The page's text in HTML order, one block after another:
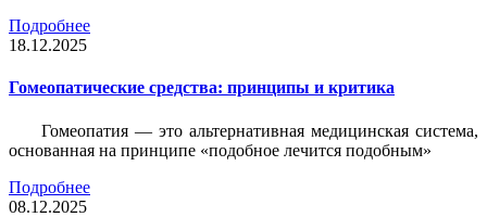
Подробнее
18.12.2025
Гомеопатические средства: принципы и критика
Гомеопатия — это альтернативная медицинская система,
основанная на принципе «подобное лечится подобным»
Подробнее
08.12.2025